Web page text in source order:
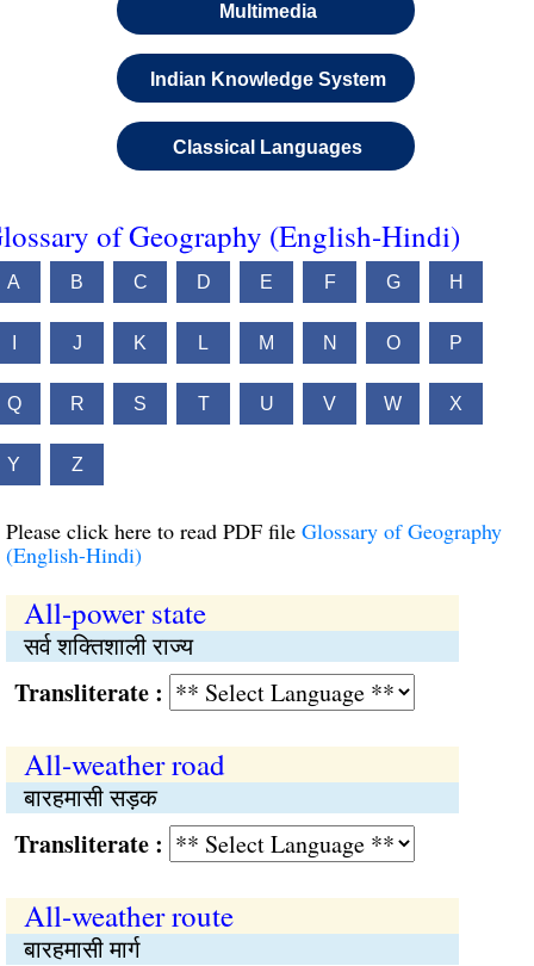
Multimedia
Indian Knowledge System
Classical Languages
of Geography (English-Hindi)
A B C D E F G H
J K L M N O P
Q R S T U V W X
Y Z
Please click here to read PDF file Glossary of Geography
(English-Hindi)
All-power state
सर्व शक्तिशाली राज्य
:
All-weather road
बारहमासी सड़क
:
All-weather route
बारहमासी मार्ग